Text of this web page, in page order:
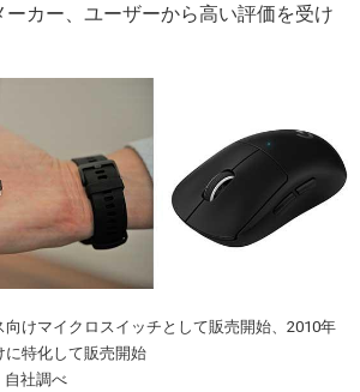
カー、ユーザーから高い評価を受け
けマイクロスイッチとして販売開始、2010年
に特化して販売開始
自社調べ